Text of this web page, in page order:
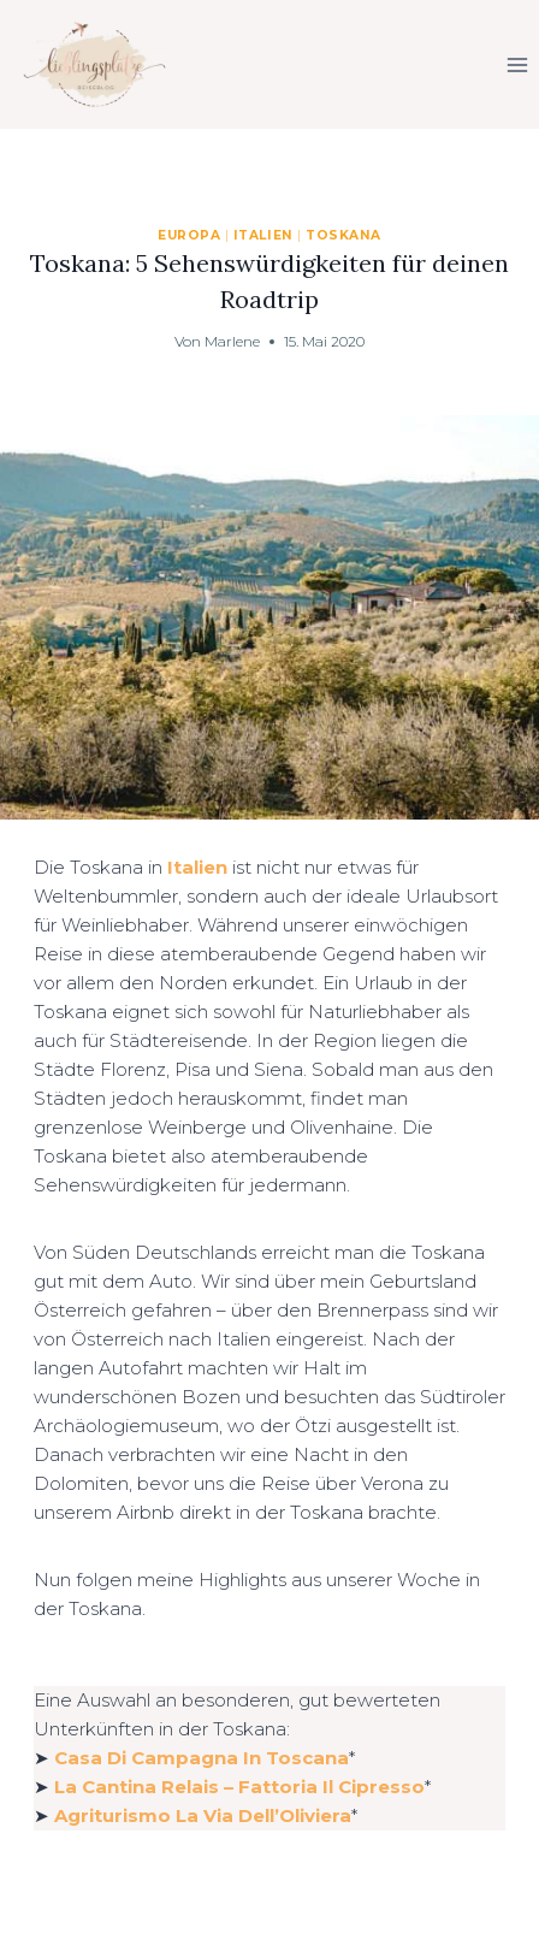
springen
EUROPA | ITALIEN | TOSKANA
Toskana: 5 Sehenswürdigkeiten für deinen
Roadtrip
Von Marlene 15. Mai 2020
Die Toskana in Italienist nicht nur etwas für
Weltenbummler, sondern auch der ideale Urlaubsort
für Weinliebhaber. Während unserer einwöchigen
Reise in diese atemberaubende Gegend haben wir
vor allem den Norden erkundet. Ein Urlaub in der
Toskana eignet sich sowohl für Naturliebhaber als
auch für Städtereisende. In der Region liegen die
Städte Florenz, Pisa und Siena. Sobald man aus den
Städten jedoch herauskommt, findet man
grenzenlose Weinberge und Olivenhaine. Die
Toskana bietet also atemberaubende
Sehenswürdigkeiten für jedermann.
Von Süden Deutschlands erreicht man die Toskana
gut mit dem Auto. Wir sind über mein Geburtsland
Österreich gefahren – über den Brennerpass sind wir
von Österreich nach Italien eingereist. Nach der
langen Autofahrt machten wir Halt im
wunderschönen Bozen und besuchten das Südtiroler
Archäologiemuseum, wo der Ötzi ausgestellt ist.
Danach verbrachten wir eine Nacht in den
Dolomiten, bevor uns die Reise über Verona zu
unserem Airbnb direkt in der Toskana brachte.
Nun folgen meine Highlights aus unserer Woche in
der Toskana.
Eine Auswahl an besonderen, gut bewerteten
Unterkünften in der Toskana:
➤ Casa Di Campagna In Toscana*
➤ La Cantina Relais – Fattoria Il Cipresso*
➤ Agriturismo La Via Dell’Oliviera*